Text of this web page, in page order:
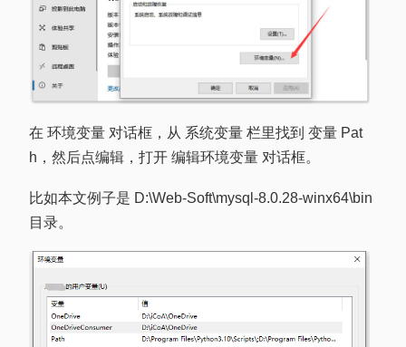
在 环境变量 对话框，从 系统变量 栏里找到 变量 Pat
h，然后点编辑，打开 编辑环境变量 对话框。
比如本文例子是 D:\Web-Soft\mysql-8.0.28-winx64\bin
目录。